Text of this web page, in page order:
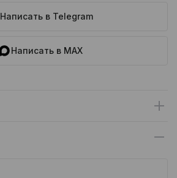
Написать в Telegram
Написать в MAX